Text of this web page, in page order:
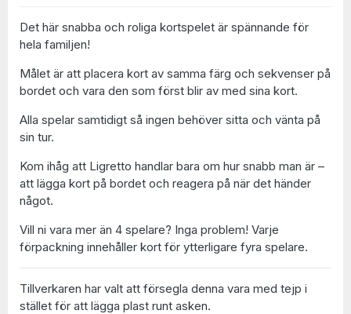
Det här snabba och roliga kortspelet är spännande för
hela familjen!
Målet är att placera kort av samma färg och sekvenser på
bordet och vara den som först blir av med sina kort.
Alla spelar samtidigt så ingen behöver sitta och vänta på
sin tur.
Kom ihåg att Ligretto handlar bara om hur snabb man är –
att lägga kort på bordet och reagera på när det händer
något.
Vill ni vara mer än 4 spelare? Inga problem! Varje
förpackning innehåller kort för ytterligare fyra spelare.
Tillverkaren har valt att försegla denna vara med tejp i
stället för att lägga plast runt asken.